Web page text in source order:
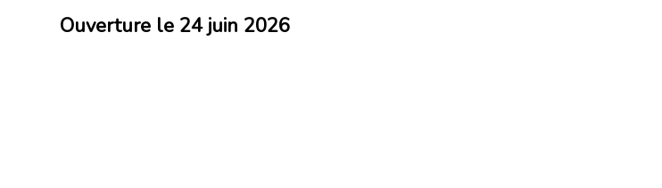
Ouverture le 24 juin 2026